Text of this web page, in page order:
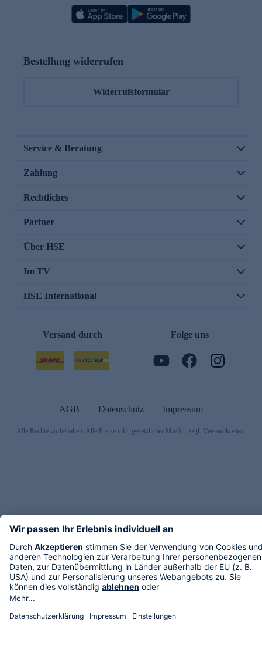
Bestellung widerrufen
Widerrufsformular
Service & Beratung
Zahlung
Rechtliches
Partner
Über HSE
Im TV
HSE International
Versand durch Folge uns
AGB Datenschutz Impressum
Alle Rechte vorbehalten. Alle Preise inkl. gesetzlicher MwSt., zzgl. Versandkosten.